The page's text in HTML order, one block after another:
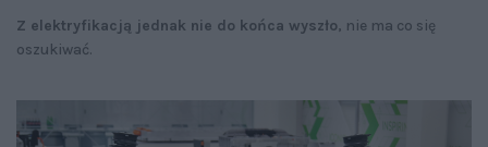
Z elektryfikacją jednak nie do końca wyszło, nie ma co się
oszukiwać.